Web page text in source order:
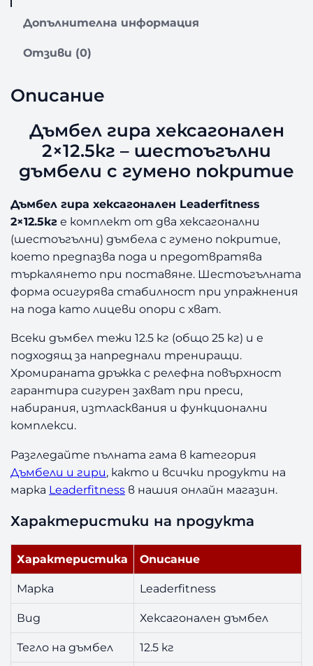
Д
м
е
л
а
х
к
с
а
г
о
н
е
×
1
2
.
к
г
Допълнителна информация
Отзиви (0)
Описание
Дъмбел гира хексагонален
2×12.5кг – шестоъгълни
дъмбели с гумено покритие
Дъмбел гира хексагонален Leaderfitness
2×12.5кг е комплект от два хексагонални
(шестоъгълни) дъмбела с гумено покритие,
което предпазва пода и предотвратява
търкалянето при поставяне. Шестоъгълната
форма осигурява стабилност при упражнения
на пода като лицеви опори с хват.
Всеки дъмбел тежи 12.5 кг (общо 25 кг) и е
подходящ за напреднали трениращи.
Хромираната дръжка с релефна повърхност
гарантира сигурен захват при преси,
набирания, изтласквания и функционални
комплекси.
Разгледайте пълната гама в категория
Дъмбели и гири, както и всички продукти на
марка Leaderfitness в нашия онлайн магазин.
Характеристики на продукта
Характеристика Описание
Марка Leaderfitness
Вид Хексагонален дъмбел
Тегло на дъмбел 12.5 кг